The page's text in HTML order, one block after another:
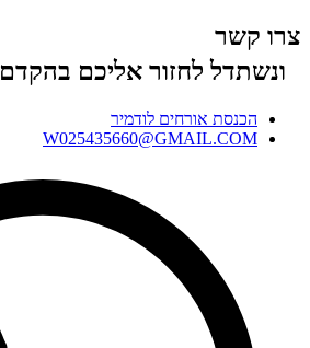
צרו קשר
ונשתדל לחזור אליכם בהקדם
הכנסת אורחים לודמיר
W025435660@GMAIL.COM